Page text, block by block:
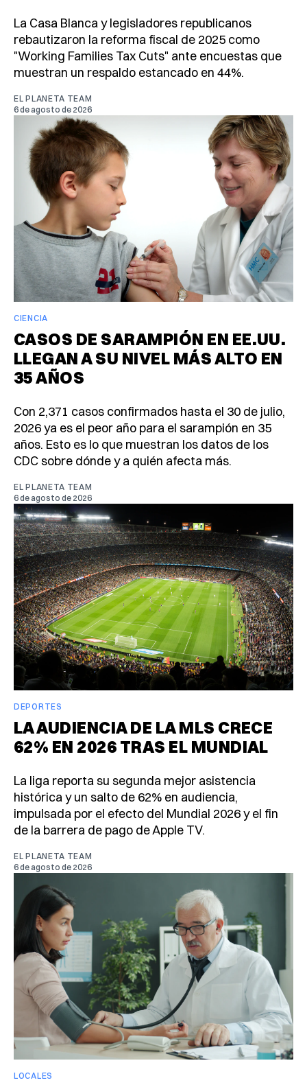
La Casa Blanca y legisladores republicanos
rebautizaron la reforma fiscal de 2025 como
"Working Families Tax Cuts" ante encuestas que
muestran un respaldo estancado en 44%.
EL PLANETA TEAM
6 de agosto de 2026
CIENCIA
CASOS DE SARAMPIÓN EN EE.UU.
LLEGAN A SU NIVEL MÁS ALTO EN
35 AÑOS
Con 2,371 casos confirmados hasta el 30 de julio,
2026 ya es el peor año para el sarampión en 35
años. Esto es lo que muestran los datos de los
CDC sobre dónde y a quién afecta más.
EL PLANETA TEAM
6 de agosto de 2026
DEPORTES
LA AUDIENCIA DE LA MLS CRECE
62% EN 2026 TRAS EL MUNDIAL
La liga reporta su segunda mejor asistencia
histórica y un salto de 62% en audiencia,
impulsada por el efecto del Mundial 2026 y el fin
de la barrera de pago de Apple TV.
EL PLANETA TEAM
6 de agosto de 2026
LOCALES